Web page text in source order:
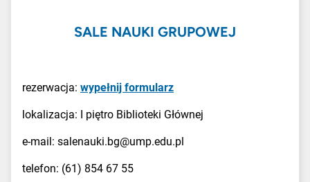
SALE NAUKI GRUPOWEJ
telefon: (61) 854 67 55
e-mail: salenauki.bg@ump.edu.pl
lokalizacja: I piętro Biblioteki Głównej
rezerwacja: wypełnij formularz